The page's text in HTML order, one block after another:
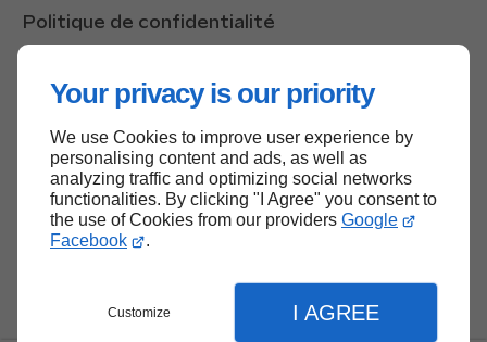
Your privacy is our priority
We use Cookies to improve user experience by
personalising content and ads, as well as
analyzing traffic and optimizing social networks
functionalities. By clicking "I Agree" you consent to
the use of Cookies from our providers Google
Facebook
.
Customize I AGREE
Politique de confidentialité
Haut de page